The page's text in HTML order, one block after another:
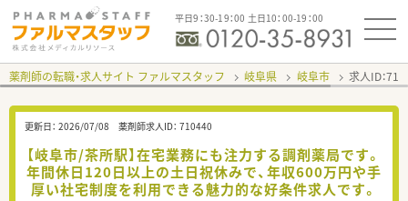
平日9：30-19：00 土日10：00-19：00
薬剤師の転職・求人サイト ファルマスタッフ 岐阜県 岐阜市 求人ID：
更新日： 2026/07/08 薬剤師求人ID： 710440
【岐阜市/茶所駅】在宅業務にも注力する調剤薬局です。
年間休日120日以上の土日祝休みで、年収600万円や手
厚い社宅制度を利用できる魅力的な好条件求人です。